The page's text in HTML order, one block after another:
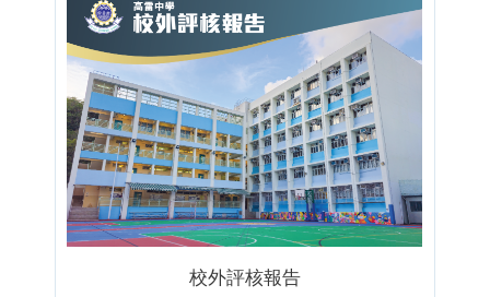
校外評核報告